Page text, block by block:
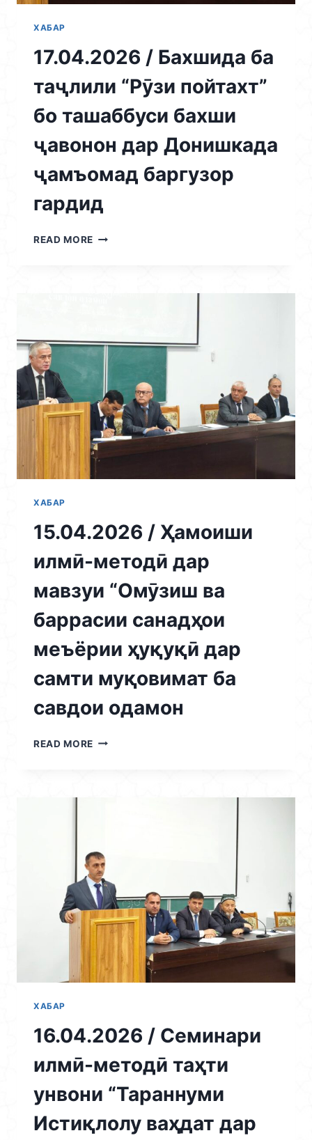
35-
ИСТИҚЛОЛИЯТИ
ДАВЛАТИИ
ҶУМҲУРИИ
ТОҶИКИСТОН
ХАБАР
17.04.2026 / Бахшида ба
таҷлили “Рӯзи пойтахт”
бо ташаббуси бахши
ҷавонон дар Донишкада
ҷамъомад баргузор
гардид
READ MORE 17.04.2026
БО
ҶАВОНОН
ДАР
ДОНИШКАДА
ҶАМЪОМАД
БАРГУЗОР
ГАРДИД
ХАБАР
15.04.2026 / Ҳамоиши
илмӣ-методӣ дар
мавзуи “Омӯзиш ва
баррасии санадҳои
меъёрии ҳуқуқӣ дар
самти муқовимат ба
савдои одамон
READ MORE 15.04.2026
ВА
БАРРАСИИ
САНАДҲОИ
МЕЪЁРИИ
ҲУҚУҚӢ
ДАР
САМТИ
МУҚОВИМАТ
БА
ХАБАР
16.04.2026 / Семинари
илмӣ-методӣ таҳти
унвони “Тараннуми
Истиқлолу ваҳдат дар